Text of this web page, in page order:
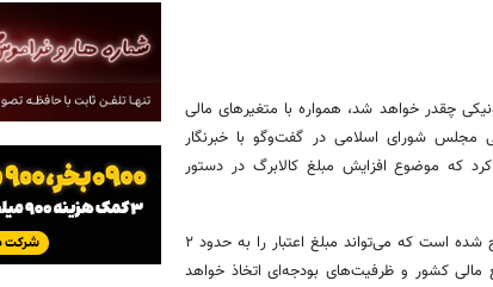
چقدر خواهد شد، همواره با متغیرهای مالی
شورای اسلامی در گفت‌وگو با خبرنگار
کرد که موضوع افزایش مبلغ کالابرگ در دستور
وی افزود: «هرچند پیشنهادهایی برای افزایش تا سقف ۱۰۰ درصد مطرح شده است که می‌تواند مبلغ اعتبار را به حدود ۲
مالی کشور و ظرفیت‌های بودجه‌ای اتخاذ خواهد